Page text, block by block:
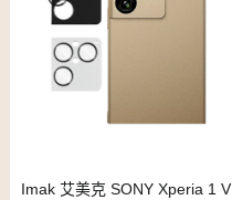
Imak 艾美克 SONY Xperia 1 V